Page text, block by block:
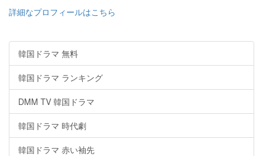
詳細なプロフィールはこちら
韓国ドラマ 無料
韓国ドラマ ランキング
DMM TV 韓国ドラマ
韓国ドラマ 時代劇
韓国ドラマ 赤い袖先